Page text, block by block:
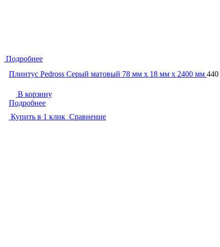
Подробнее
Плинтус Pedross Серый матовый 78 мм х 18 мм х 2400 мм
В корзину
Подробнее
Купить в 1 клик Сравнение